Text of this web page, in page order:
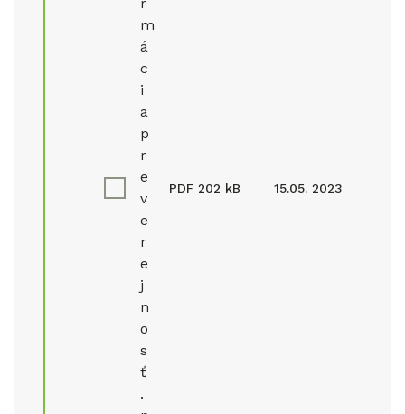
m
á
c
i
a
p
r
e
v
e
r
e
j
n
o
s
ť
.
PDF 202 kB 15.05. 2023